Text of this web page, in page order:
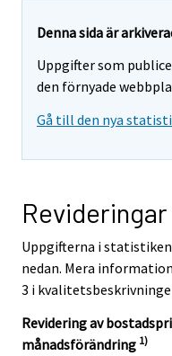
Denna sida är
Uppgifter som
den förnyade
Gå till den nya
Uppgifterna i
nedan. Mera
3 i
Revidering av
månadsförändring 1)